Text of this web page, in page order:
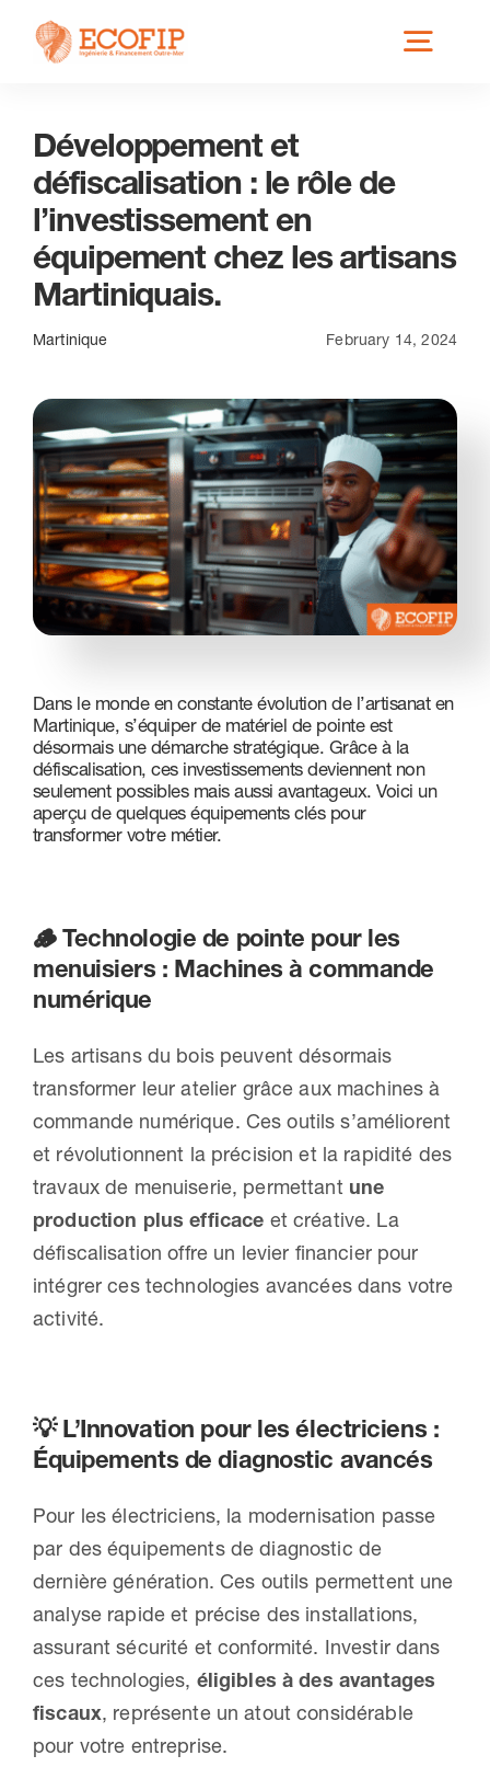
Skip
Qui est ECOFIP ?
Nos Services
Nos Implantations
Actus
Nous contacter
Développement et
défiscalisation : le rôle de
l’investissement en
équipement chez les artisans
Martiniquais.
Martinique February 14, 2024
Dans le monde en constante évolution de l’artisanat en
Martinique, s’équiper de matériel de pointe est
désormais une démarche stratégique. Grâce à la
défiscalisation, ces investissements deviennent non
seulement possibles mais aussi avantageux. Voici un
aperçu de quelques équipements clés pour
transformer votre métier.
🪵 Technologie de pointe pour les
menuisiers : Machines à commande
numérique
Les artisans du bois peuvent désormais
transformer leur atelier grâce aux machines à
commande numérique. Ces outils s’améliorent
et révolutionnent la précision et la rapidité des
travaux de menuiserie, permettant une
production plus efficace et créative. La
défiscalisation offre un levier financier pour
intégrer ces technologies avancées dans votre
activité.
💡 L’Innovation pour les électriciens :
Équipements de diagnostic avancés
Pour les électriciens, la modernisation passe
par des équipements de diagnostic de
dernière génération. Ces outils permettent une
analyse rapide et précise des installations,
assurant sécurité et conformité. Investir dans
ces technologies, éligibles à des avantages
fiscaux, représente un atout considérable
pour votre entreprise.